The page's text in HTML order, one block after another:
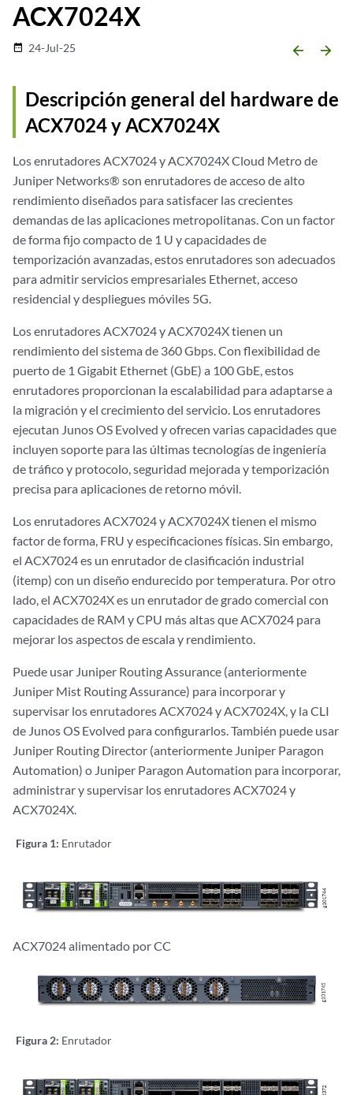
ACX7024X
date_range 24-Jul-25 arrow_backward arrow_forward
Descripción general del hardware de
ACX7024 y ACX7024X
Los enrutadores ACX7024y ACX7024XCloud Metro de
Juniper Networks® son enrutadores de acceso de alto
rendimiento diseñados para satisfacer las crecientes
demandas de las aplicaciones metropolitanas. Con un factor
de forma fijo compacto de 1 U y capacidades de
temporización avanzadas, estos enrutadores son adecuados
para admitir servicios empresariales Ethernet, acceso
residencial y despliegues móviles 5G.
Los enrutadores ACX7024y ACX7024Xtienen un
rendimiento del sistema de 360 Gbps. Con flexibilidad de
puerto de 1 Gigabit Ethernet (GbE) a 100 GbE, estos
enrutadores proporcionan la escalabilidad para adaptarse a
la migración y el crecimiento del servicio. Los enrutadores
ejecutan Junos OS Evolved y ofrecen varias capacidades que
incluyen soporte para las últimas tecnologías de ingeniería
de tráfico y protocolo, seguridad mejorada y temporización
precisa para aplicaciones de retorno móvil.
Los enrutadores ACX7024 y ACX7024X tienen el mismo
factor de forma, FRU y especificaciones físicas. Sin embargo,
el ACX7024 es un enrutador de clasificación industrial
(itemp) con un diseño endurecido por temperatura. Por otro
lado, el ACX7024X es un enrutador de grado comercial con
capacidades de RAM y CPU más altas que ACX7024 para
mejorar los aspectos de escala y rendimiento.
Puede usar Juniper Routing Assurance (anteriormente
Juniper Mist Routing Assurance) para incorporar y
supervisar los enrutadores ACX7024 y ACX7024X, y la CLI
de Junos OS Evolved para configurarlos. También puede usar
Juniper Routing Director (anteriormente Juniper Paragon
Automation) o Juniper Paragon Automation para incorporar,
administrar y supervisar los enrutadores ACX7024 y
ACX7024X.
Figura 1: Enrutador
ACX7024 alimentado por CC
Figura 2: Enrutador